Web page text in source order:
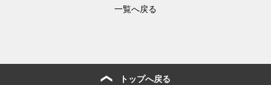
一覧へ戻る
トップへ戻る